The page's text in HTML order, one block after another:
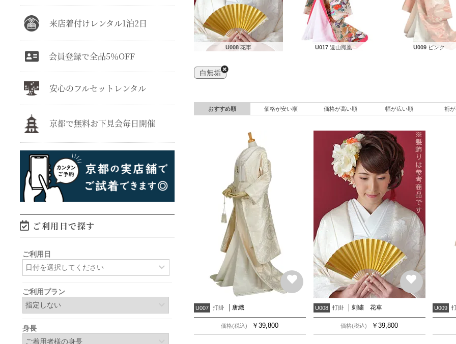
来店着付けレンタル1泊2日
会員登録で全品5％OFF
安心のフルセットレンタル
京都で無料お下見会毎日開催
ご利用日で探す
ご利用日
ご利用プラン
身長
U008 花車 U017 遠山鳳凰 U009 ピンク
白無垢
おすすめ順 価格が安い順 価格が高い順 幅が広い順 裄
U007 打掛 唐織
価格(税込) ￥39,800
U008 打掛 刺繍 花車
価格(税込) ￥39,800
U009